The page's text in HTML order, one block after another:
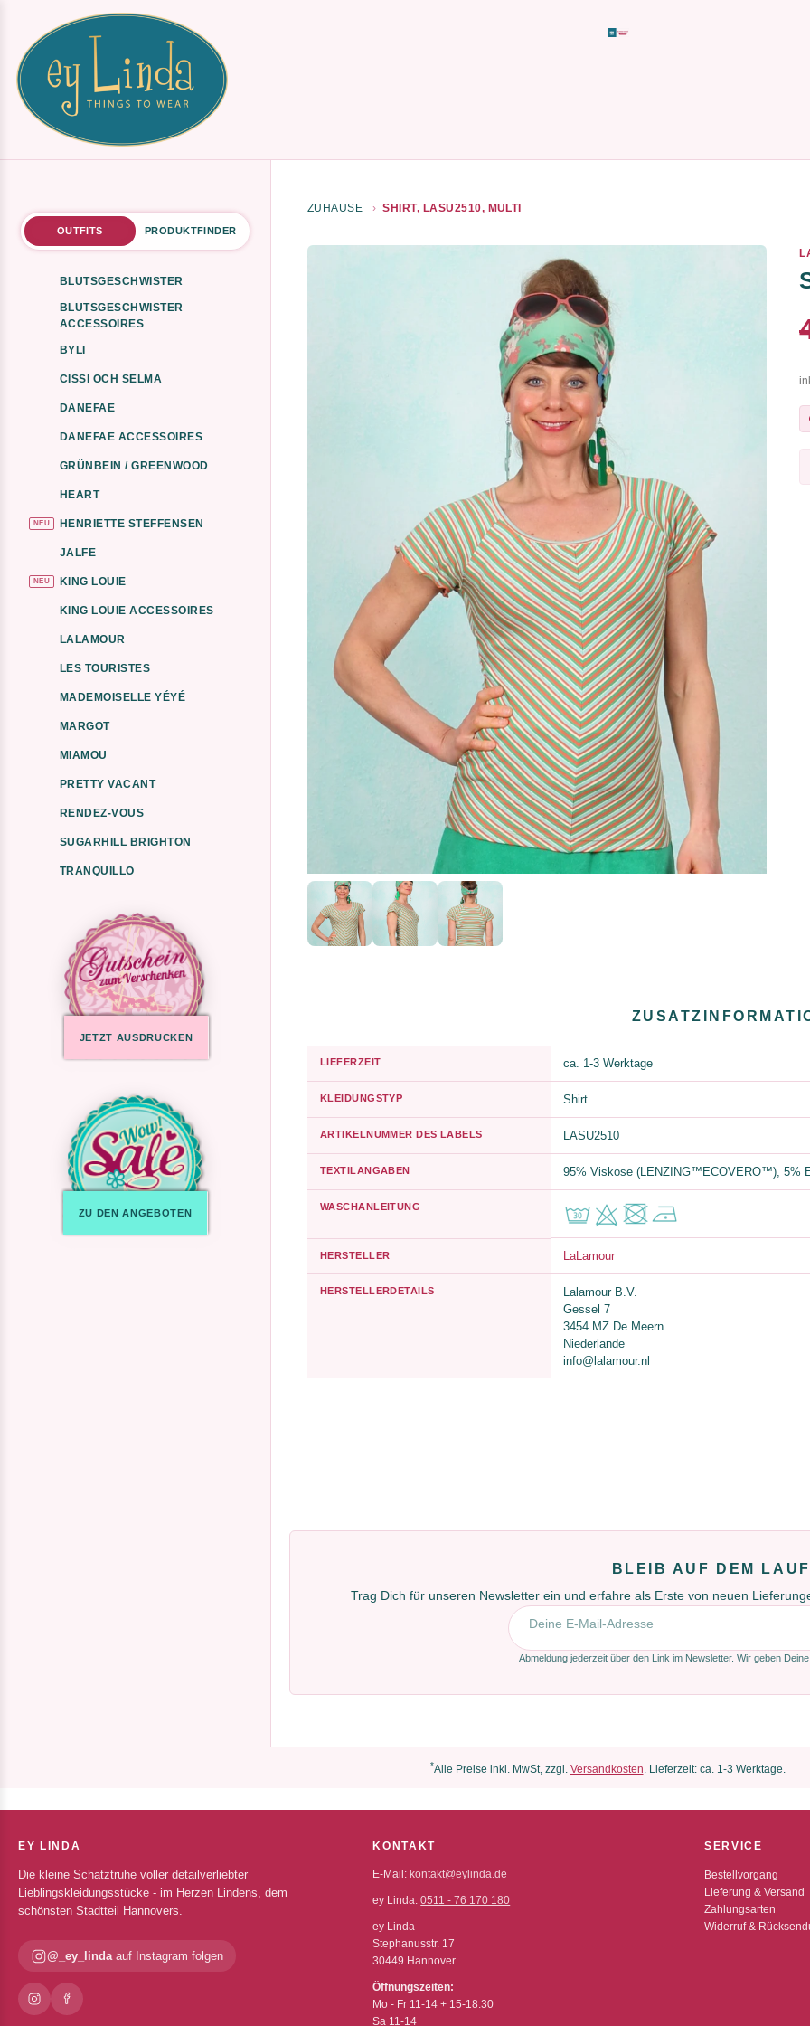
OUTFITS PRODUKTFINDER
BLUTSGESCHWISTER
BLUTSGESCHWISTER
ACCESSOIRES
BYLI
CISSI OCH SELMA
DANEFAE
DANEFAE ACCESSOIRES
GRÜNBEIN / GREENWOOD
HEART
NEU HENRIETTE STEFFENSEN
JALFE
NEU KING LOUIE
KING LOUIE ACCESSOIRES
LALAMOUR
LES TOURISTES
MADEMOISELLE YÉYÉ
MARGOT
MIAMOU
PRETTY VACANT
RENDEZ-VOUS
SUGARHILL BRIGHTON
TRANQUILLO
JETZT AUSDRUCKEN
ZU DEN ANGEBOTEN
ZUHAUSE SHIRT, LASU2510, MULTI
LIEFERZEIT ca. 1-3 Werktage
KLEIDUNGSTYP Shirt
ARTIKELNUMMER DES LABELS LASU2510
TEXTILANGABEN 95% Viskose (LENZING™ECOVERO™), 5%
WASCHANLEITUNG
HERSTELLER LaLamour
HERSTELLERDETAILS
Lalamour B.V.
Gessel 7
3454 MZ De Meern
Niederlande
info@lalamour.nl
BLEIB AUF DEM
Trag Dich für unseren Newsletter ein und erfahre als Erste von neuen
E-Mail-Adresse
Abmeldung jederzeit über den Link im Newsletter. Wir geben
*Alle Preise inkl. MwSt, zzgl. Versandkosten. Lieferzeit: ca. 1-3 Werktage.
EY LINDA
Die kleine Schatztruhe voller detailverliebter
Lieblingskleidungsstücke - im Herzen Lindens, dem
schönsten Stadtteil Hannovers.
@_ey_lindaauf Instagram folgen
KONTAKT
E-Mail: kontakt@eylinda.de
ey Linda:0511 - 76 170 180
ey Linda
Stephanusstr. 17
30449 Hannover
Öffnungszeiten:
Mo - Fr 11-14 + 15-18:30
Sa 11-14
SERVICE
Bestellvorgang
Lieferung & Versand
Zahlungsarten
Widerruf &